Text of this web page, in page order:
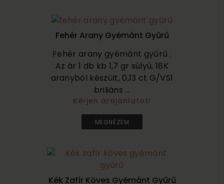
Fehér Arany Gyémánt Gyűrű
Fehér arany gyémánt gyűrű .
Az ár 1 db kb 1,7 gr súlyú, 18K
aranyból készült, 0,13 ct G/VS1
briliáns ...
Kérjen árajánlatot!
MEGNÉZEM
Kék Zafír Köves Gyémánt Gyűrű